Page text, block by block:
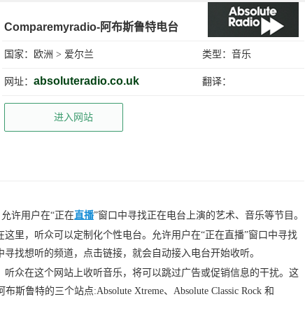
Comparemyradio-阿布斯鲁特电台
国家： 欧洲 > 爱尔兰 类型： 音乐
网址： absoluteradio.co.uk 翻译：
进入网站
许用户在“正在直播”窗口中寻找正在电台上演的艺术、音乐等节目。
里，听众可以定制化个性电台。允许用户在“正在直播”窗口中寻找
寻找想听的频道，点击链接，就会自动接入电台开始收听。
听众在这个网站上收听音乐，将可以跳过广告或促销信息的干扰。这
斯鲁特的三个站点:Absolute Xtreme、Absolute Classic Rock 和